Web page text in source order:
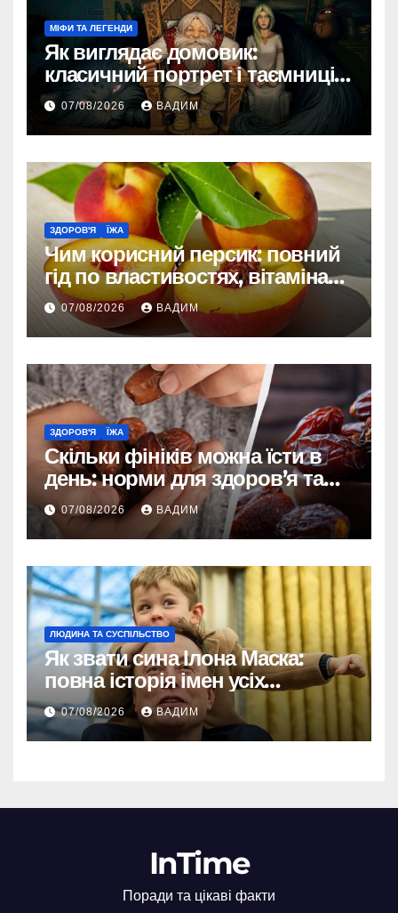
МІФИ ТА ЛЕГЕНДИ
Як виглядає домовик:
класичний портрет і таємниці
зовнішності
07/08/2026 ВАДИМ
ЗДОРОВ'Я ЇЖА
Чим корисний персик: повний
гід по властивостях, вітамінах і
впливі на організм
07/08/2026 ВАДИМ
ЗДОРОВ'Я ЇЖА
Скільки фініків можна їсти в
день: норми для здоров’я та
енергії
07/08/2026 ВАДИМ
ЛЮДИНА ТА СУСПІЛЬСТВО
Як звати сина Ілона Маска:
повна історія імен усіх
хлопчиків мільярдера
07/08/2026 ВАДИМ
InTime
Поради та цікаві факти